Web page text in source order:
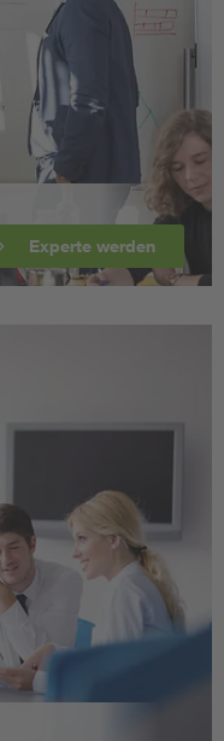
Experte werden